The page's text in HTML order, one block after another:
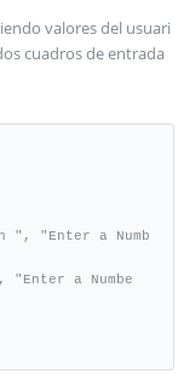
valores del usuari
cuadros de entrada